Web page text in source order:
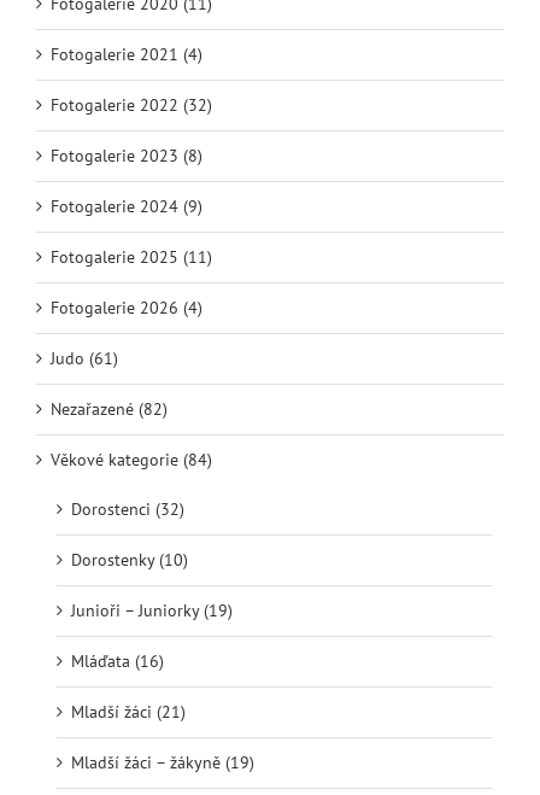
Fotogalerie 2021 (4)
Fotogalerie 2022 (32)
Fotogalerie 2023 (8)
Fotogalerie 2024 (9)
Fotogalerie 2025 (11)
Fotogalerie 2026 (4)
Judo (61)
Nezařazené (82)
Věkové kategorie (84)
Dorostenci (32)
Dorostenky (10)
Junioři – Juniorky (19)
Mláďata (16)
Mladší žáci (21)
Mladší žáci – žákyně (19)